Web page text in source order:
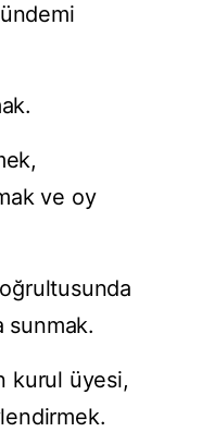
ve oy
sunmak.
kurul üyesi,